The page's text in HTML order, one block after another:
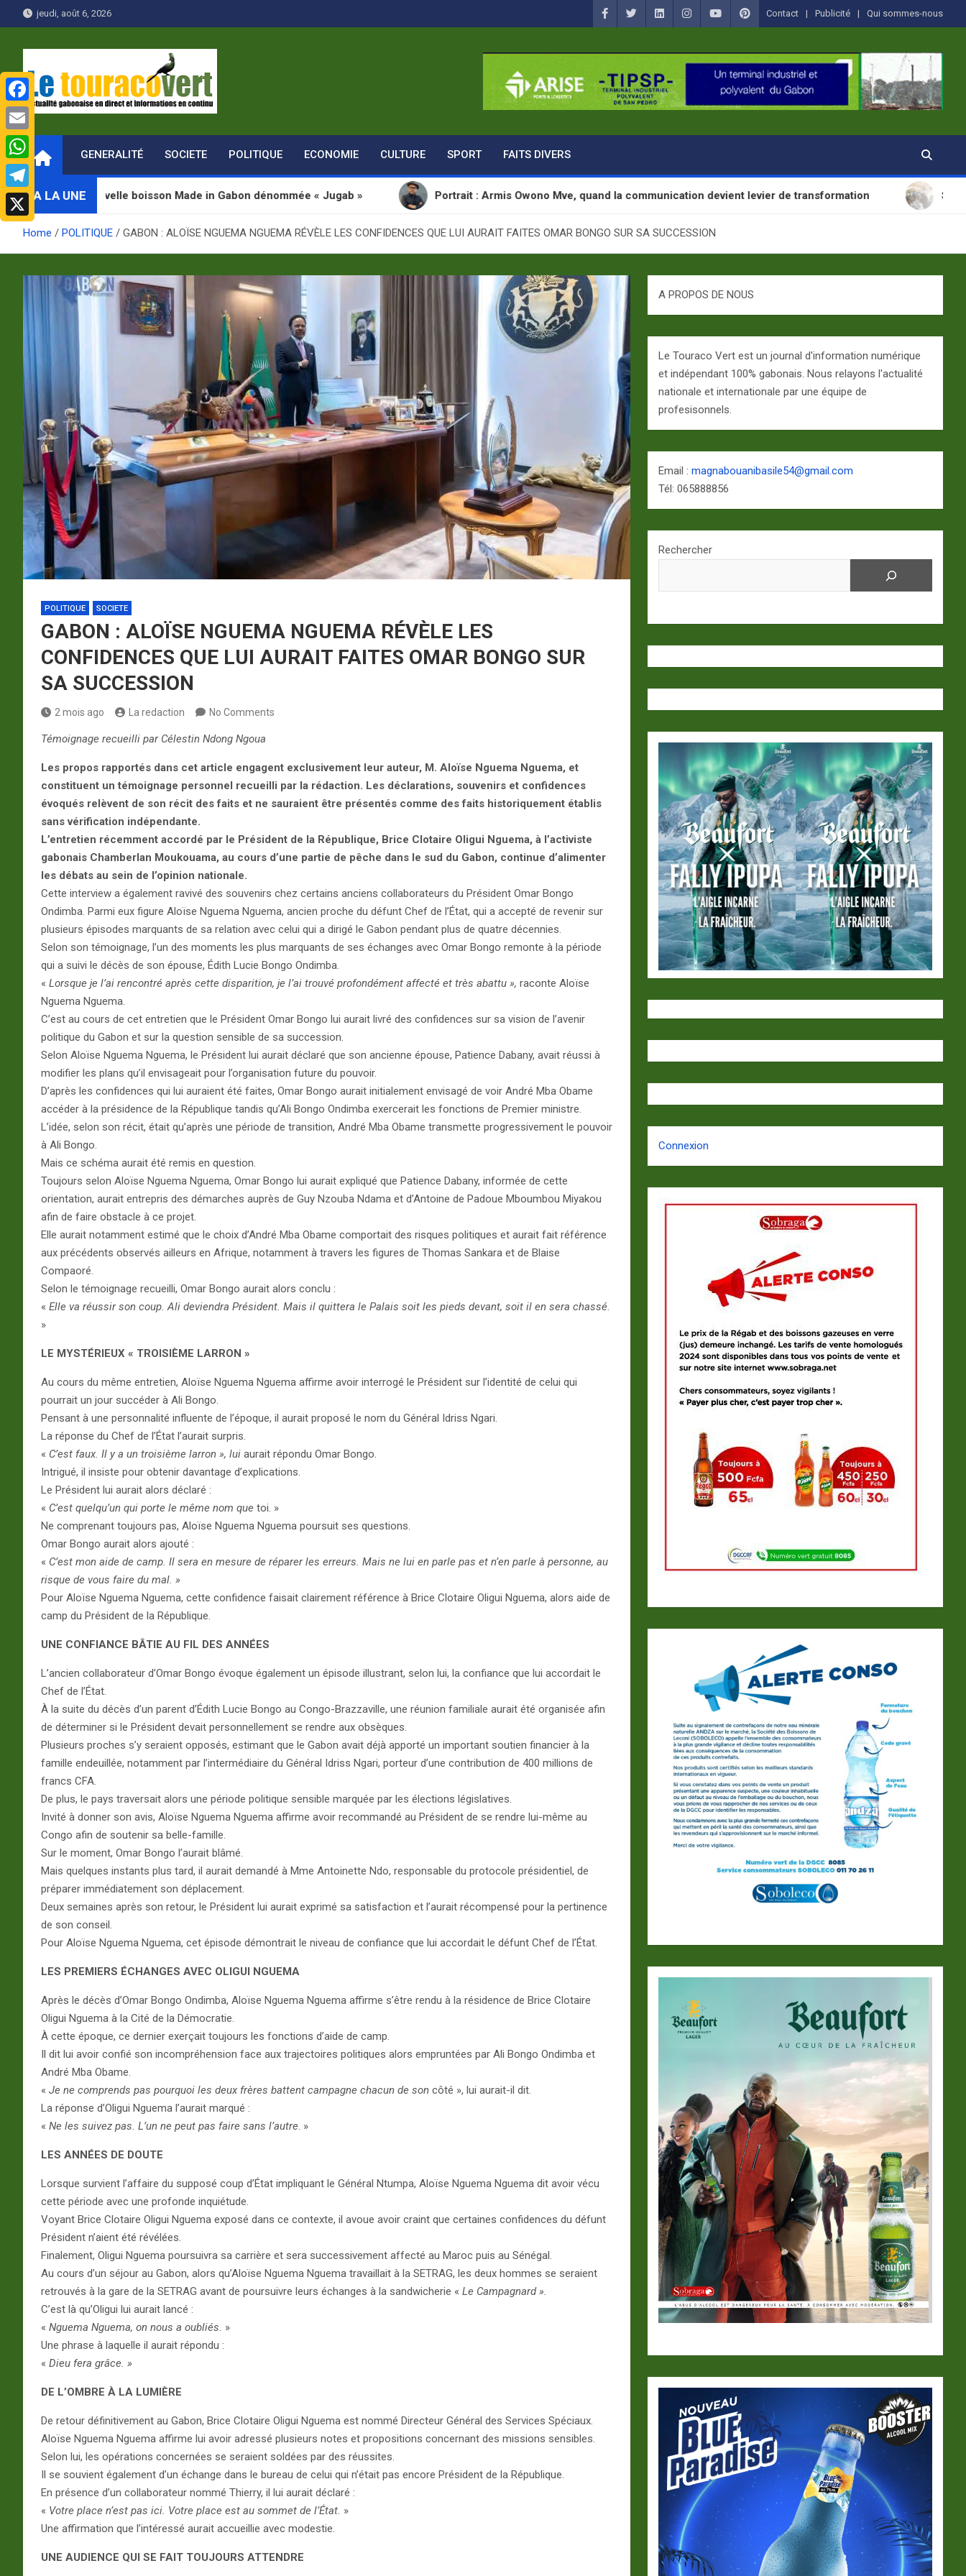
to
jeudi, août 6, 2026 Contact Publicité Qui sommes-nous
Le Touraco vert
Actualité gabonaise en direct et Informations en continu
GENERALITÉ SOCIETE POLITIQUE ECONOMIE CULTURE SPORT FAITS DIVERS
A LA UNE
nouvelle boisson Made in Gabon dénommée « Jugab » Portrait : Armis Owono Mve, quand la communication devient levier de transformation SANTÉ : La
Home POLITIQUE GABON : ALOÏSE NGUEMA NGUEMA RÉVÈLE LES CONFIDENCES QUE LUI AURAIT FAITES OMAR BONGO SUR SA SUCCESSION
POLITIQUE SOCIETE
GABON : ALOÏSE NGUEMA NGUEMA RÉVÈLE LES
CONFIDENCES QUE LUI AURAIT FAITES OMAR BONGO SUR
SA SUCCESSION
2 mois ago La redaction No Comments
Témoignage recueilli par Célestin Ndong Ngoua
Les propos rapportés dans cet article engagent exclusivement leur auteur, M. Aloïse Nguema Nguema, et
constituent un témoignage personnel recueilli par la rédaction. Les déclarations, souvenirs et confidences
évoqués relèvent de son récit des faits et ne sauraient être présentés comme des faits historiquement établis
sans vérification indépendante.
L’entretien récemment accordé par le Président de la République, Brice Clotaire Oligui Nguema, à l’activiste
gabonais Chamberlan Moukouama, au cours d’une partie de pêche dans le sud du Gabon, continue d’alimenter
les débats au sein de l’opinion nationale.
Cette interview a également ravivé des souvenirs chez certains anciens collaborateurs du Président Omar Bongo
Ondimba. Parmi eux figure Aloïse Nguema Nguema, ancien proche du défunt Chef de l’État, qui a accepté de revenir sur
plusieurs épisodes marquants de sa relation avec celui qui a dirigé le Gabon pendant plus de quatre décennies.
Selon son témoignage, l’un des moments les plus marquants de ses échanges avec Omar Bongo remonte à la période
qui a suivi le décès de son épouse, Édith Lucie Bongo Ondimba.
« Lorsque je l’ai rencontré après cette disparition, je l’ai trouvé profondément affecté et très abattu », raconte Aloïse
Nguema Nguema.
C’est au cours de cet entretien que le Président Omar Bongo lui aurait livré des confidences sur sa vision de l’avenir
politique du Gabon et sur la question sensible de sa succession.
Selon Aloïse Nguema Nguema, le Président lui aurait déclaré que son ancienne épouse, Patience Dabany, avait réussi à
modifier les plans qu’il envisageait pour l’organisation future du pouvoir.
D’après les confidences qui lui auraient été faites, Omar Bongo aurait initialement envisagé de voir André Mba Obame
accéder à la présidence de la République tandis qu’Ali Bongo Ondimba exercerait les fonctions de Premier ministre.
L’idée, selon son récit, était qu’après une période de transition, André Mba Obame transmette progressivement le pouvoir
à Ali Bongo.
Mais ce schéma aurait été remis en question.
Toujours selon Aloïse Nguema Nguema, Omar Bongo lui aurait expliqué que Patience Dabany, informée de cette
orientation, aurait entrepris des démarches auprès de Guy Nzouba Ndama et d’Antoine de Padoue Mboumbou Miyakou
afin de faire obstacle à ce projet.
Elle aurait notamment estimé que le choix d’André Mba Obame comportait des risques politiques et aurait fait référence
aux précédents observés ailleurs en Afrique, notamment à travers les figures de Thomas Sankara et de Blaise
Compaoré.
Selon le témoignage recueilli, Omar Bongo aurait alors conclu :
« Elle va réussir son coup. Ali deviendra Président. Mais il quittera le Palais soit les pieds devant, soit il en sera chassé.
»
LE MYSTÉRIEUX « TROISIÈME LARRON »
Au cours du même entretien, Aloïse Nguema Nguema affirme avoir interrogé le Président sur l’identité de celui qui
pourrait un jour succéder à Ali Bongo.
Pensant à une personnalité influente de l’époque, il aurait proposé le nom du Général Idriss Ngari.
La réponse du Chef de l’État l’aurait surpris.
« C’est faux. Il y a un troisième larron », lui aurait répondu Omar Bongo.
Intrigué, il insiste pour obtenir davantage d’explications.
Le Président lui aurait alors déclaré :
« C’est quelqu’un qui porte le même nom que toi. »
Ne comprenant toujours pas, Aloïse Nguema Nguema poursuit ses questions.
Omar Bongo aurait alors ajouté :
« C’est mon aide de camp. Il sera en mesure de réparer les erreurs. Mais ne lui en parle pas et n’en parle à personne, au
risque de vous faire du mal. »
Pour Aloïse Nguema Nguema, cette confidence faisait clairement référence à Brice Clotaire Oligui Nguema, alors aide de
camp du Président de la République.
UNE CONFIANCE BÂTIE AU FIL DES ANNÉES
L’ancien collaborateur d’Omar Bongo évoque également un épisode illustrant, selon lui, la confiance que lui accordait le
Chef de l’État.
À la suite du décès d’un parent d’Édith Lucie Bongo au Congo-Brazzaville, une réunion familiale aurait été organisée afin
de déterminer si le Président devait personnellement se rendre aux obsèques.
Plusieurs proches s’y seraient opposés, estimant que le Gabon avait déjà apporté un important soutien financier à la
famille endeuillée, notamment par l’intermédiaire du Général Idriss Ngari, porteur d’une contribution de 400 millions de
francs CFA.
De plus, le pays traversait alors une période politique sensible marquée par les élections législatives.
Invité à donner son avis, Aloïse Nguema Nguema affirme avoir recommandé au Président de se rendre lui-même au
Congo afin de soutenir sa belle-famille.
Sur le moment, Omar Bongo l’aurait blâmé.
Mais quelques instants plus tard, il aurait demandé à Mme Antoinette Ndo, responsable du protocole présidentiel, de
préparer immédiatement son déplacement.
Deux semaines après son retour, le Président lui aurait exprimé sa satisfaction et l’aurait récompensé pour la pertinence
de son conseil.
Pour Aloïse Nguema Nguema, cet épisode démontrait le niveau de confiance que lui accordait le défunt Chef de l’État.
LES PREMIERS ÉCHANGES AVEC OLIGUI NGUEMA
Après le décès d’Omar Bongo Ondimba, Aloïse Nguema Nguema affirme s’être rendu à la résidence de Brice Clotaire
Oligui Nguema à la Cité de la Démocratie.
À cette époque, ce dernier exerçait toujours les fonctions d’aide de camp.
Il dit lui avoir confié son incompréhension face aux trajectoires politiques alors empruntées par Ali Bongo Ondimba et
André Mba Obame.
« Je ne comprends pas pourquoi les deux frères battent campagne chacun de son côté », lui aurait-il dit.
La réponse d’Oligui Nguema l’aurait marqué :
« Ne les suivez pas. L’un ne peut pas faire sans l’autre. »
LES ANNÉES DE DOUTE
Lorsque survient l’affaire du supposé coup d’État impliquant le Général Ntumpa, Aloïse Nguema Nguema dit avoir vécu
cette période avec une profonde inquiétude.
Voyant Brice Clotaire Oligui Nguema exposé dans ce contexte, il avoue avoir craint que certaines confidences du défunt
Président n’aient été révélées.
Finalement, Oligui Nguema poursuivra sa carrière et sera successivement affecté au Maroc puis au Sénégal.
Au cours d’un séjour au Gabon, alors qu’Aloïse Nguema Nguema travaillait à la SETRAG, les deux hommes se seraient
retrouvés à la gare de la SETRAG avant de poursuivre leurs échanges à la sandwicherie « Le Campagnard ».
C’est là qu’Oligui lui aurait lancé :
« Nguema Nguema, on nous a oubliés. »
Une phrase à laquelle il aurait répondu :
« Dieu fera grâce. »
DE L’OMBRE À LA LUMIÈRE
De retour définitivement au Gabon, Brice Clotaire Oligui Nguema est nommé Directeur Général des Services Spéciaux.
Aloïse Nguema Nguema affirme lui avoir adressé plusieurs notes et propositions concernant des missions sensibles.
Selon lui, les opérations concernées se seraient soldées par des réussites.
Il se souvient également d’un échange dans le bureau de celui qui n’était pas encore Président de la République.
En présence d’un collaborateur nommé Thierry, il lui aurait déclaré :
« Votre place n’est pas ici. Votre place est au sommet de l’État. »
Une affirmation que l’intéressé aurait accueillie avec modestie.
UNE AUDIENCE QUI SE FAIT TOUJOURS ATTENDRE
A PROPOS DE NOUS
Le Touraco Vert est un journal d'information numérique
et indépendant 100% gabonais. Nous relayons l'actualité
nationale et internationale par une équipe de
profesisonnels.
Email :magnabouanibasile54@gmail.com
Tél: 065888856
Rechercher
Connexion
F
a
c
b
o
E
m
a
W
h
a
T
e